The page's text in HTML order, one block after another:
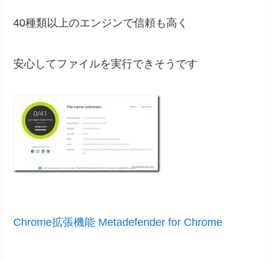
40種類以上のエンジンで信頼も高く
安心してファイルを実行できそうです
Chrome拡張機能 Metadefender for Chrome